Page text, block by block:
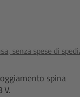
senza spese di
spina
V.